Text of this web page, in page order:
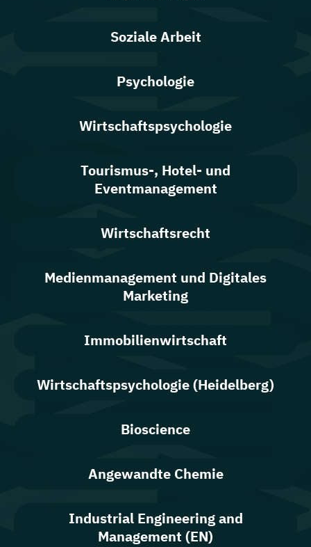
Soziale Arbeit
Psychologie
Wirtschaftspsychologie
Tourismus-, Hotel- und
Eventmanagement
Wirtschaftsrecht
Medienmanagement und Digitales
Marketing
Immobilienwirtschaft
Wirtschaftspsychologie (Heidelberg)
Bioscience
Angewandte Chemie
Industrial Engineering and
Management (EN)